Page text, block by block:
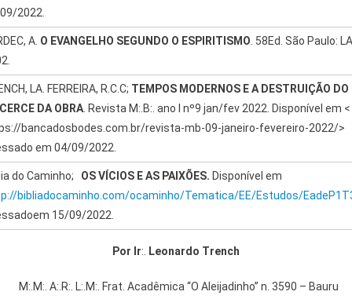
2022.
A. O EVANGELHO SEGUNDO O ESPIRITISMO. 58Ed. São Paulo:
LA. FERREIRA, R.C.C; TEMPOS MODERNOS E A DESTRUIÇÃO DO
DA OBRA. Revista M:.B:. ano I nº9 jan/fev 2022. Disponível em <
bancadosbodes.com.br/revista-mb-09-janeiro-fevereiro-2022/>
em 04/09/2022.
do Caminho; OS VÍCIOS E AS PAIXÕES. Disponível em
bibliadocaminho.com/ocaminho/Tematica/EE/Estudos/
15/09/2022.
Por Ir:. Leonardo Trench
M:.M:. A:.R:. L:.M:. Frat. Acadêmica “O Aleijadinho” n. 3590 – Bauru